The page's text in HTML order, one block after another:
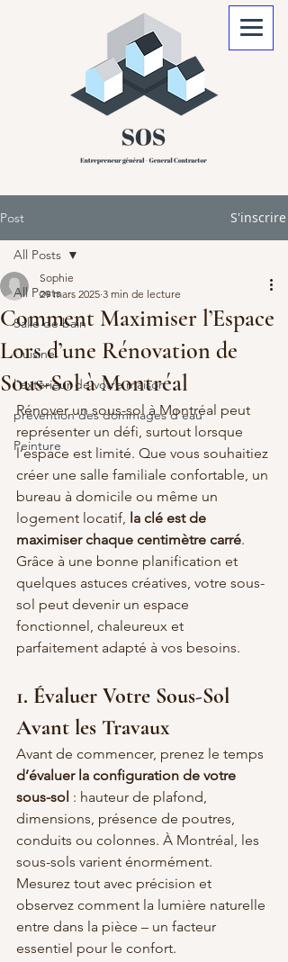
Post S'inscrire
All Posts
Salle de bain
Cuisine
l'extérieur de votre maison
prévention des dommages d'eau
Peinture
All Posts
Comment Maximiser l’Espace
Lors d’une Rénovation de
Sous-Sol à Montréal
Sophie
29 mars 2025 3 min de lecture
Rénover un sous-sol à Montréal peut
représenter un défi, surtout lorsque
l’espace est limité. Que vous souhaitiez
créer une salle familiale confortable, un
bureau à domicile ou même un
logement locatif, la clé est de
maximiser chaque centimètre carré.
Grâce à une bonne planification et
quelques astuces créatives, votre sous-
sol peut devenir un espace
fonctionnel, chaleureux et
parfaitement adapté à vos besoins.
1. Évaluer Votre Sous-Sol
Avant les Travaux
Avant de commencer, prenez le temps
d’évaluer la configuration de votre
sous-sol : hauteur de plafond,
dimensions, présence de poutres,
conduits ou colonnes. À Montréal, les
sous-sols varient énormément.
Mesurez tout avec précision et
observez comment la lumière naturelle
entre dans la pièce – un facteur
essentiel pour le confort.